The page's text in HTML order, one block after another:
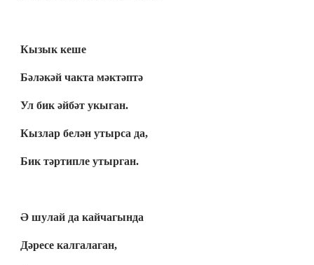
Кызык кеше
Бәләкәй чакта мәктәптә
Ул бик әйбәт укыган.
Кызлар белән утырса да,
Бик тәртипле утырган.
Ә шулай да кайчагында
Дәресе калгалаган,